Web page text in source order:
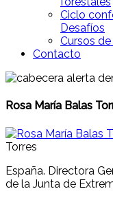
Ciclo
Desafíos
Cursos
Contacto
Rosa María Balas
Torres
España. Directora
de la Junta de